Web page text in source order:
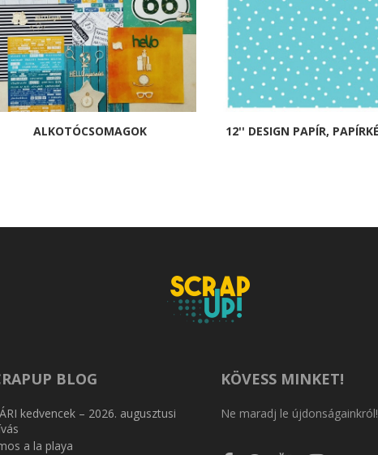
ALKOTÓCSOMAGOK 12'' DESIGN PAPÍR,
BLOG
kedvencek – 2026. augusztusi
a la playa
KÖVESS MINKET!
Ne maradj le újdonságainkról!